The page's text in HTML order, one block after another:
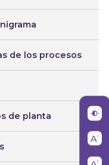
de los procesos
de planta